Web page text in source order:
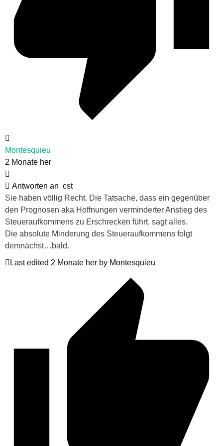
Montesquieu
2 Monate her
Antworten an cst
Sie haben völlig Recht. Die Tatsache, dass ein gegenüber
den Prognosen aka Hoffnungen verminderter Anstieg des
Steueraufkommens zu Erschrecken führt, sagt alles.
Die absolute Minderung des Steueraufkommens folgt
demnächst…bald.
Last edited 2 Monate her by Montesquieu